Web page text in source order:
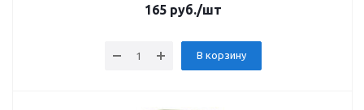
165руб./шт
В корзину